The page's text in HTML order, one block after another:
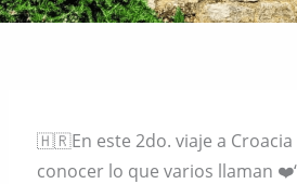
🇭🇷En este 2do. viaje a
conocer lo que varios llaman